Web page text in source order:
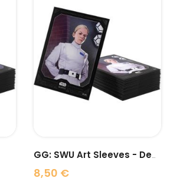
visibility
GG: SWU Art Sleeves - Dedra...
8,50 €
Prix